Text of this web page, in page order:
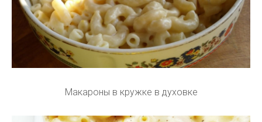
Макароны в кружке в духовке